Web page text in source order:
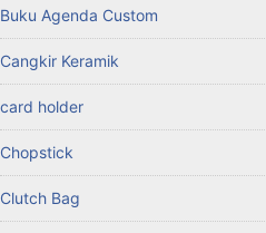
Buku Agenda Custom
Cangkir Keramik
card holder
Chopstick
Clutch Bag